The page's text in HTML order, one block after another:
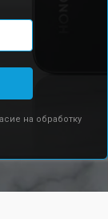
на обработку